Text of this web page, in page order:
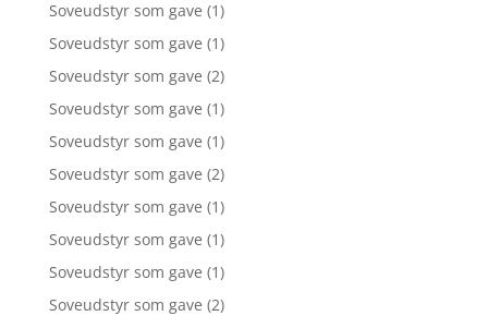
Soveudstyr som gave (1)
Soveudstyr som gave (1)
Soveudstyr som gave (2)
Soveudstyr som gave (1)
Soveudstyr som gave (1)
Soveudstyr som gave (2)
Soveudstyr som gave (1)
Soveudstyr som gave (1)
Soveudstyr som gave (1)
Soveudstyr som gave (2)